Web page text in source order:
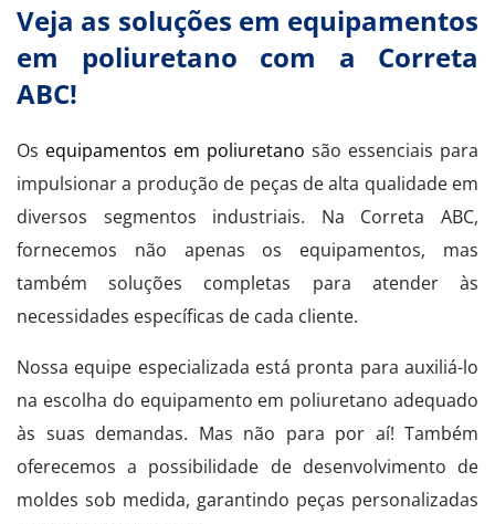
Veja as soluções em equipamentos
em poliuretano com a Correta
ABC!
Os equipamentos em poliuretano são essenciais para
impulsionar a produção de peças de alta qualidade em
diversos segmentos industriais. Na Correta ABC,
fornecemos não apenas os equipamentos, mas
também soluções completas para atender às
necessidades específicas de cada cliente.
Nossa equipe especializada está pronta para auxiliá-lo
na escolha do equipamento em poliuretano adequado
às suas demandas. Mas não para por aí! Também
oferecemos a possibilidade de desenvolvimento de
moldes sob medida, garantindo peças personalizadas